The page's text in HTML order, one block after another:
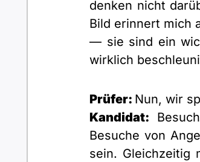
denken nicht
Bild erinnert mich
— sie sind ein
wirklich
Prüfer: Nun, wir
Kandidat:
Besuche von
sein. Gleichzeitig